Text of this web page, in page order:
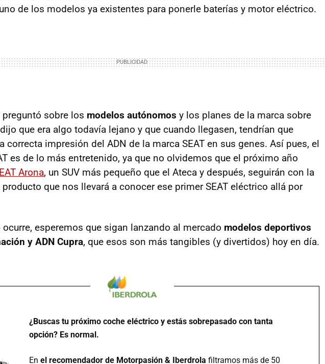
de los modelos ya existentes para ponerle baterías y motor eléctrico.
preguntó sobre los modelos autónomos y los planes de la marca sobre
que era algo todavía lejano y que cuando llegasen, tendrían que
correcta impresión del ADN de la marca SEAT en sus genes. Así pues, el
es de lo más entretenido, ya que no olvidemos que el próximo año
Arona, un SUV más pequeño que el Ateca y después, seguirán con la
que nos llevará a conocer ese primer SEAT eléctrico allá por
esperemos que sigan lanzando al mercado modelos deportivos
y ADN Cupra, que esos son más tangibles (y divertidos) hoy en día.
¿Buscas tu próximo coche eléctrico y estás sobrepasado con tanta
opción? Es normal.
En el recomendador de Motorpasión & Iberdrola filtramos más de 50